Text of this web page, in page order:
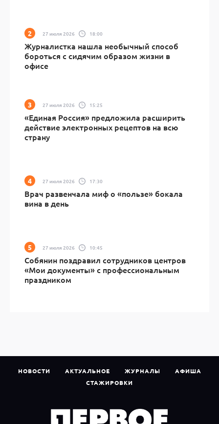
27 июля 2026 18:00
Журналистка нашла необычный способ
бороться с сидячим образом жизни в
офисе
27 июля 2026 15:25
«Единая Россия» предложила расширить
действие электронных рецептов на всю
страну
27 июля 2026 17:30
Врач развенчала миф о «пользе» бокала
вина в день
27 июля 2026 10:45
Собянин поздравил сотрудников центров
«Мои документы» с профессиональным
праздником
НОВОСТИ АКТУАЛЬНОЕ ЖУРНАЛЫ
АФИША
СТАЖИРОВКИ